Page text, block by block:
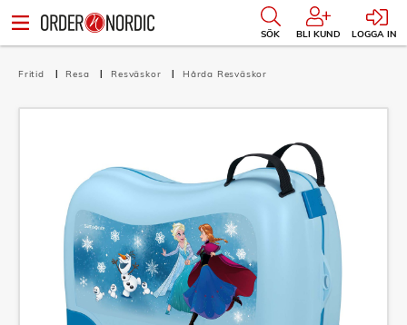
SÖK BLI KUND LOGGA IN
Fritid Resa Resväskor Hårda Resväskor